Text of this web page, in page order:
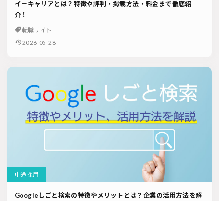
イーキャリアとは？特徴や評判・掲載方法・料金まで徹底紹
介！
転職サイト
2026-05-28
中途採用
Googleしごと検索の特徴やメリットとは？企業の活用方法を解